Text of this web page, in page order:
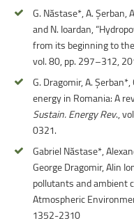
G. Năstase*, A. Șerban,
and N. Ioardan,
from its beginning to
vol. 80, pp. 297–312,
G. Dragomir, A.
energy in Romania: A
Sustain. Energy Rev.,
0321.
Gabriel Năstase*,
George Dragomir, Alin
pollutants and ambient
Atmospheric
1352-2310